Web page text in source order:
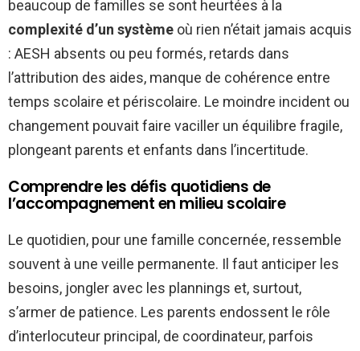
beaucoup de familles se sont heurtées à la
complexité d’un système où rien n’était jamais acquis
: AESH absents ou peu formés, retards dans
l’attribution des aides, manque de cohérence entre
temps scolaire et périscolaire. Le moindre incident ou
changement pouvait faire vaciller un équilibre fragile,
plongeant parents et enfants dans l’incertitude.
Comprendre les défis quotidiens de
l’accompagnement en milieu scolaire
Le quotidien, pour une famille concernée, ressemble
souvent à une veille permanente. Il faut anticiper les
besoins, jongler avec les plannings et, surtout,
s’armer de patience. Les parents endossent le rôle
d’interlocuteur principal, de coordinateur, parfois